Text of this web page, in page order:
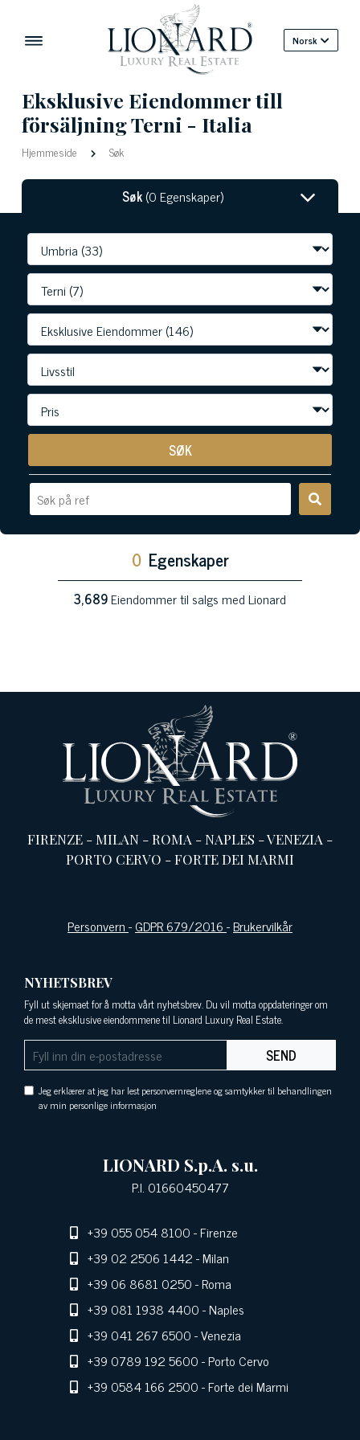
Norsk
Eksklusive Eiendommer till
försäljning Terni - Italia
Hjemmeside Søk
Søk(0 Egenskaper)
SØK
0 Egenskaper
3,689Eiendommer til salgs med Lionard
FIRENZE -MILAN -ROMA -NAPLES -VENEZIA -
PORTO CERVO -FORTE DEI MARMI
Personvern-GDPR 679/2016-Brukervilkår
NYHETSBREV
Fyll ut skjemaet for å motta vårt nyhetsbrev. Du vil motta oppdateringer om
de mest eksklusive eiendommene til Lionard Luxury Real Estate.
SEND
Jeg erklærer at jeg har lest personvernreglene og samtykker til behandlingen
av min personlige informasjon
LIONARD S.p.A. s.u.
P.I. 01660450477
+39 055 054 8100- Firenze
+39 02 2506 1442- Milan
+39 06 8681 0250- Roma
+39 081 1938 4400- Naples
+39 041 267 6500- Venezia
+39 0789 192 5600- Porto Cervo
+39 0584 166 2500- Forte dei Marmi